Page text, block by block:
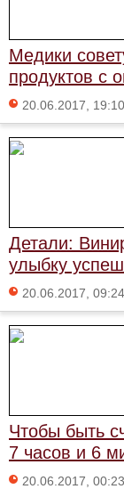
Медики
продуктов с
20.06.2017, 19:10
Детали:
улыбку
20.06.2017, 09:24
Чтобы быть
7 часов и 6
20.06.2017, 00:23